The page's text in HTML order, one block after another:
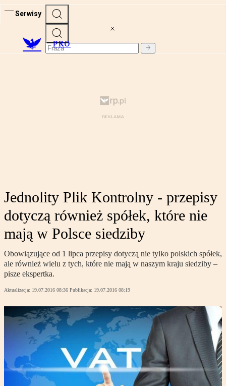
Serwisy
PRO
Jednolity Plik Kontrolny - przepisy
dotyczą również spółek, które nie
mają w Polsce siedziby
Obowiązujące od 1 lipca przepisy dotyczą nie tylko polskich spółek,
ale również wielu z tych, które nie mają w naszym kraju siedziby –
pisze ekspertka.
Aktualizacja: 19.07.2016 08:36 Publikacja: 19.07.2016 08:19